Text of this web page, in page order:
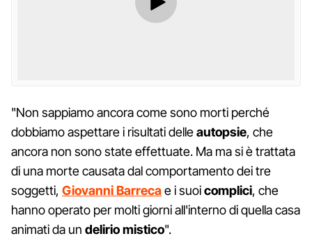
"Non sappiamo ancora come sono morti perché
dobbiamo aspettare i risultati delleautopsie, che
ancora non sono state effettuate. Ma ma si è trattata
di una morte causata dal comportamento dei tre
soggetti, Giovanni Barrecae i suoicomplici, che
hanno operato per molti giorni all'interno di quella casa
animati da un deliriomistico".